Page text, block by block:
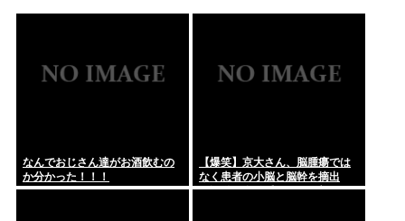
小原ブラス、「喫煙所が減ってる」などの喫煙者の不満にピシ
暇空茜の臣下のなるくん(嫌儲代表)、切り刻む動画をうpする
なんでおじさん達がお酒飲むの
か分かった！！！
【爆笑】京大さん、脳腫瘍では
なく患者の小脳と脳幹を摘出
（運動と自発呼吸を司る部